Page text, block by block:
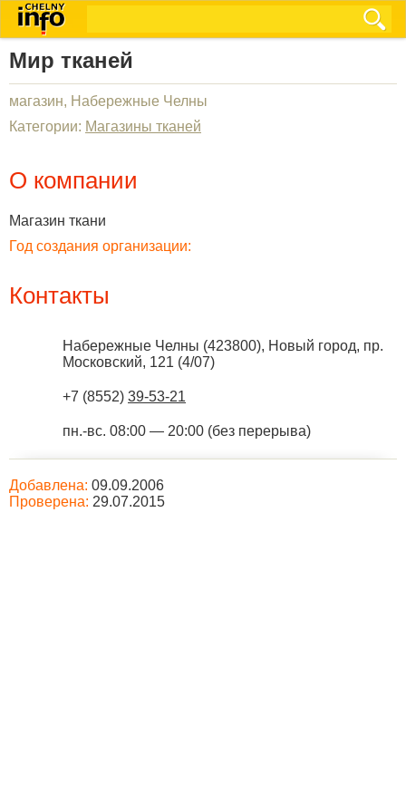
Мир тканей
магазин, Набережные Челны
Категории: Магазины тканей
О компании
Магазин ткани
Год создания организации:
Контакты
Набережные Челны (423800), Новый город, пр.
Московский, 121 (4/07)
+7 (8552) 39-53-21
пн.-вс. 08:00 — 20:00 (без перерыва)
Добавлена: 09.09.2006
Проверена: 29.07.2015